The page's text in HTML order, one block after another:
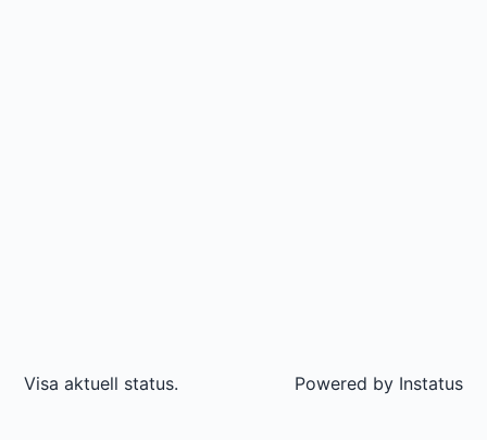
Visa aktuell status. Powered by Instatus